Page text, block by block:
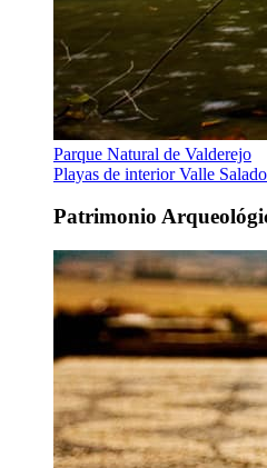
Parque Natural de Valderejo
Playas de interiorValle Salado
Patrimonio